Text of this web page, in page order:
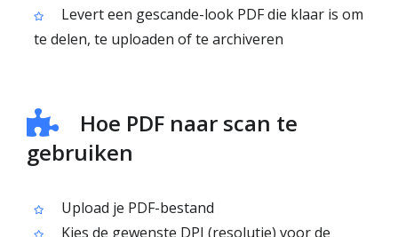
Levert een gescande-look PDF die klaar is om
te delen, te uploaden of te archiveren
Hoe PDF naar scan te
gebruiken
Upload je PDF-bestand
Kies de gewenste DPI (resolutie) voor de